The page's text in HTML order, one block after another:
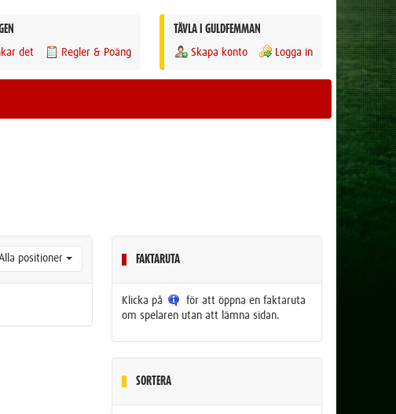
TÄVLA I GULDFEMMAN
Skapa konto Logga in
det Regler & Poäng
positioner FAKTARUTA
Klicka på
för att öppna en faktaruta
om spelaren utan att lämna sidan.
SORTERA